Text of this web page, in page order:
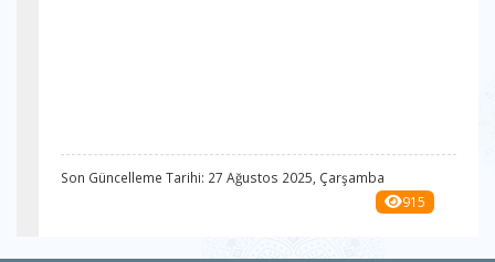
Son Güncelleme Tarihi: 27 Ağustos 2025, Çarşamba
915